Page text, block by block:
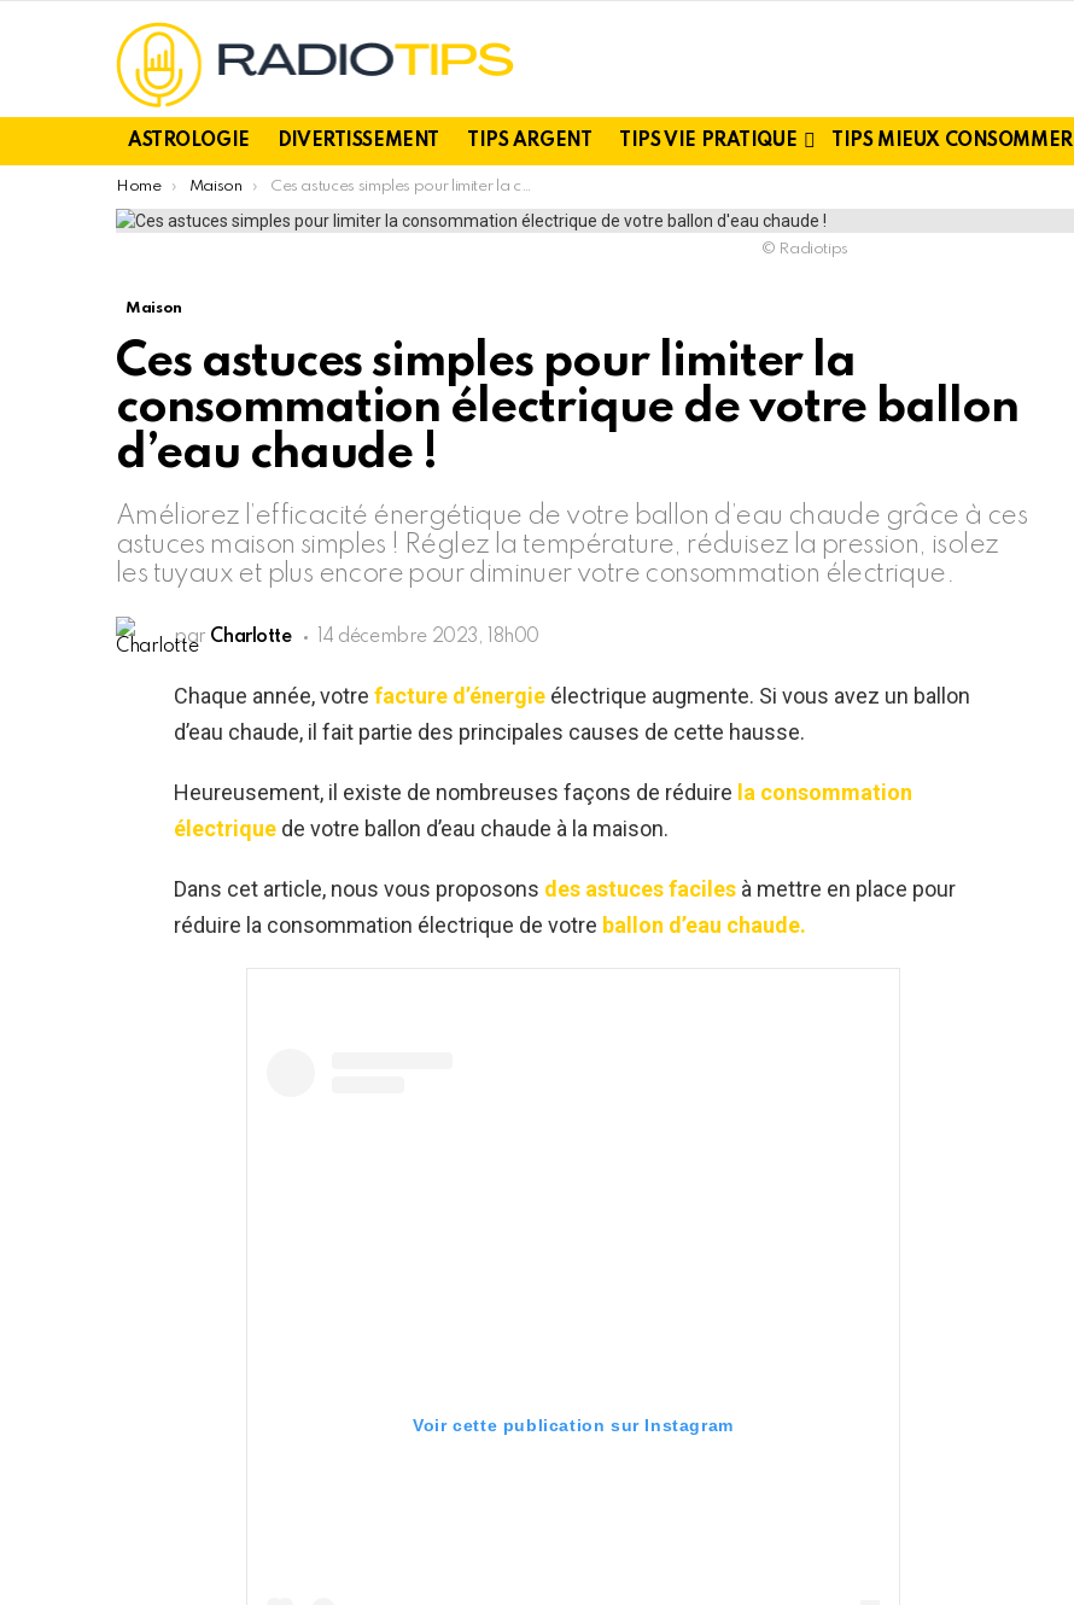
ASTROLOGIE DIVERTISSEMENT TIPS ARGENT TIPS VIE PRATIQUE TIPS MIEUX CONSOMMER
You are here:
Home Maison Ces astuces simples pour limiter la consommation électrique de votre ballon d’eau chaude !
© Radiotips
Maison
Ces astuces simples pour limiter la
consommation électrique de votre ballon
d’eau chaude !
Améliorez l’efficacité énergétique de votre ballon d’eau chaude grâce à ces
astuces maison simples ! Réglez la température, réduisez la pression, isolez
les tuyaux et plus encore pour diminuer votre consommation électrique.
par Charlotte 14 décembre 2023, 18h00
Chaque année, votre facture d’énergie électrique augmente. Si vous avez un ballon
d’eau chaude, il fait partie des principales causes de cette hausse.
Heureusement, il existe de nombreuses façons de réduire la consommation
électrique de votre ballon d’eau chaude à la maison.
Dans cet article, nous vous proposons des astuces faciles à mettre en place pour
réduire la consommation électrique de votre ballon d’eau chaude.
Voir cette publication sur Instagram